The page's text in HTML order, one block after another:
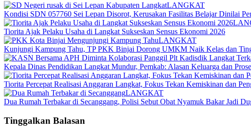
LANGKAT
Kondisi SDN 057760 Sei Lepan Disorot, Kerusakan Fasilitas Belajar Dinilai
Tiorita Ajak Pelaku Usaha di Langkat Sukseskan Sensus Ekonomi 2026
LANGKAT
Kunjungi Kampung Tahu, TP PKK Binjai Dorong UMKM Naik Kelas dan
Kepala Dinas Pendidikan Langkat Mundur, Pemkab: Alasan Keluarga dan
Tiorita Percepat Realisasi Anggaran Langkat, Fokus Tekan Kemiskinan dan
LANGKAT
Dua Rumah Terbakar di Secanggang, Polisi Sebut Obat Nyamuk Bakar Jadi
Tinggalkan Balasan